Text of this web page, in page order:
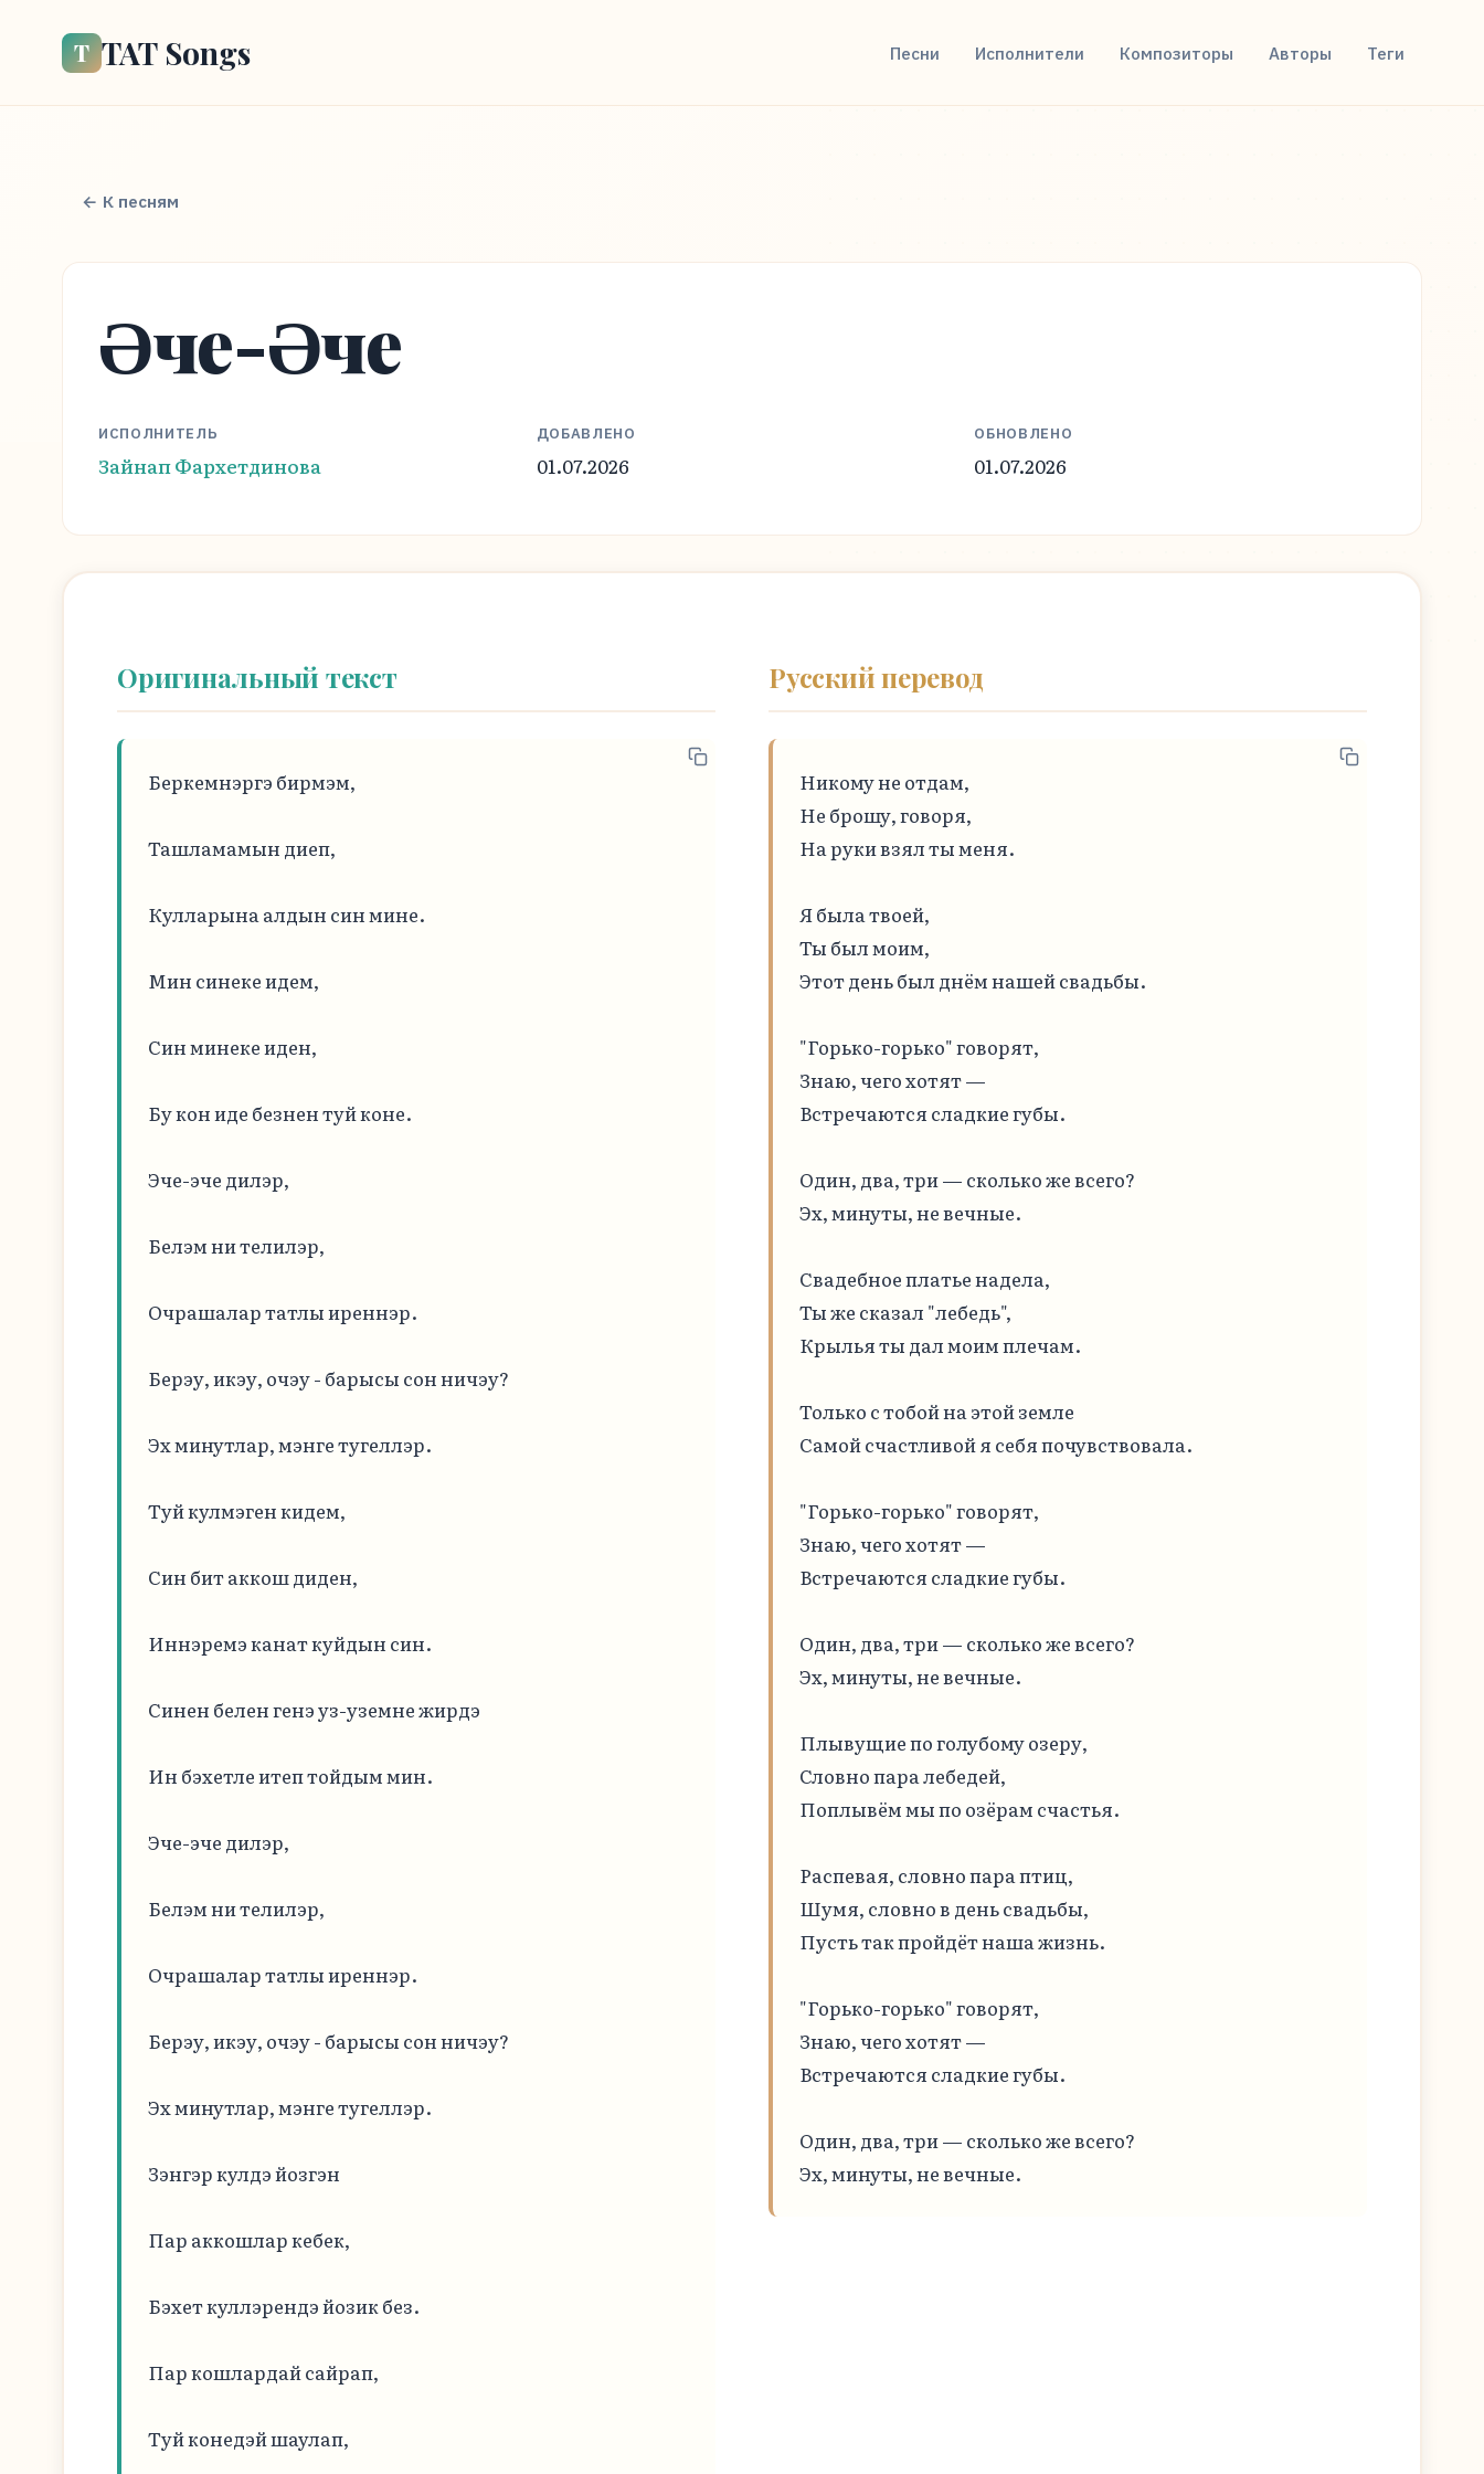
Т TAT Songs Песни Исполнители Композиторы Авторы Теги
← К песням
Әче-Әче
ИСПОЛНИТЕЛЬ
Зайнап Фархетдинова
ДОБАВЛЕНО
01.07.2026
ОБНОВЛЕНО
01.07.2026
Оригинальный текст
Беркемнэргэ бирмэм,
Ташламамын диеп,
Кулларына алдын син мине.
Мин синеке идем,
Син минеке иден,
Бу кон иде безнен туй коне.
Эче-эче дилэр,
Белэм ни телилэр,
Очрашалар татлы иреннэр.
Берэу, икэу, очэу - барысы сон ничэу?
Эх минутлар, мэнге тугеллэр.
Туй кулмэген кидем,
Син бит аккош диден,
Иннэремэ канат куйдын син.
Синен белен генэ уз-уземне жирдэ
Ин бэхетле итеп тойдым мин.
Эче-эче дилэр,
Белэм ни телилэр,
Очрашалар татлы иреннэр.
Берэу, икэу, очэу - барысы сон ничэу?
Эх минутлар, мэнге тугеллэр.
Зэнгэр кулдэ йозгэн
Пар аккошлар кебек,
Бэхет куллэрендэ йозик без.
Пар кошлардай сайрап,
Туй конедэй шаулап,
Русский перевод
Никому не отдам,
Не брошу, говоря,
На руки взял ты меня.
Я была твоей,
Ты был моим,
Этот день был днём нашей свадьбы.
"Горько-горько" говорят,
Знаю, чего хотят —
Встречаются сладкие губы.
Один, два, три — сколько же всего?
Эх, минуты, не вечные.
Свадебное платье надела,
Ты же сказал "лебедь",
Крылья ты дал моим плечам.
Только с тобой на этой земле
Самой счастливой я себя почувствовала.
"Горько-горько" говорят,
Знаю, чего хотят —
Встречаются сладкие губы.
Один, два, три — сколько же всего?
Эх, минуты, не вечные.
Плывущие по голубому озеру,
Словно пара лебедей,
Поплывём мы по озёрам счастья.
Распевая, словно пара птиц,
Шумя, словно в день свадьбы,
Пусть так пройдёт наша жизнь.
"Горько-горько" говорят,
Знаю, чего хотят —
Встречаются сладкие губы.
Один, два, три — сколько же всего?
Эх, минуты, не вечные.